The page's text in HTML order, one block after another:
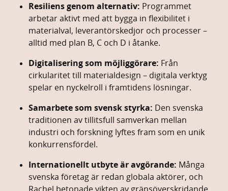
Resiliensgenom alternativ: Programmet
arbetaraktivt med att bygga in flexibilitet i
materialval, leverantörskedjor och processer –
alltid med plan B, C och D i åtanke.
Digitaliseringsom möjliggörare: Från
cirkularitettill materialdesign – digitala verktyg
spelar en nyckelroll i framtidens lösningar.
Samarbetesom svenskstyrka: Den svenska
traditionen avtillitsfull samverkan mellan
industri och forskning lyftes fram som en unik
konkurrensfördel.
Internationellt utbyteäravgörande: Många
svenska företagär redan globala aktörer, och